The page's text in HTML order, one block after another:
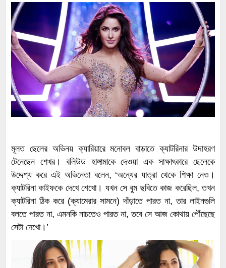
মূলত ছেলের অভিনয় ক্যারিয়ারে মনোবল বাড়াতে ক্যাটরিনার উদাহরণ
টেনেছেন শেখর। বলিউড হাঙ্গামাকে দেওয়া এক সাক্ষাৎকারে ছেলেকে
উদ্দেশ্য করে এই অভিনেতা বলেন, ‘অন্যের যাত্রা থেকে শিক্ষা নেও।
ক্যাটরিনা কাইফকে দেখে শেখো। যখন সে বুম ছবিতে কাজ করেছিল, তখন
ক্যাটরিনা ঠিক করে (ক্যামেরার সামনে) দাঁড়াতে পারত না, তার লাইনগুলি
বলতে পারত না, এমনকি নাচতেও পারত না, তবে সে আজ কোথায় পৌঁছেছে
সেটা দেখো।’